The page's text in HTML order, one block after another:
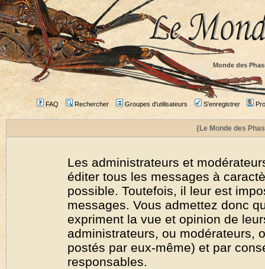
Monde des
FAQ Rechercher Groupes d'utilisateurs S'enregistrer
{Le Monde des
Les administrateurs et
éditer tous les messages à
possible. Toutefois, il leur est
messages. Vous admettez donc
expriment la vue et opinion de
administrateurs, ou modérateurs,
postés par eux-même) et par
responsables.